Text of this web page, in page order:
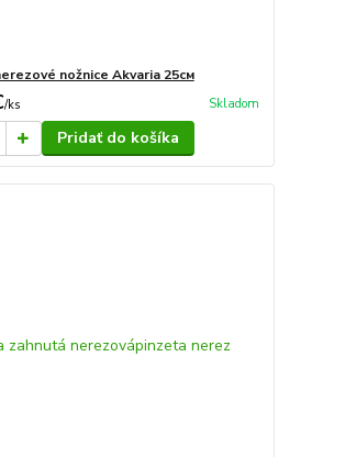
nožnice Akvaria 25см
/ks Skladom
Pridať do košíka